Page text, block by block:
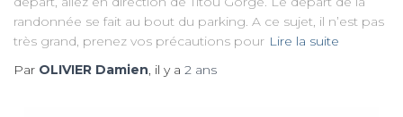
randonnée se fait au bout du parking. A ce sujet, il n’est pas
très grand, prenez vos précautions pour Lire la suite
Par OLIVIER Damien, il y a 2 ans